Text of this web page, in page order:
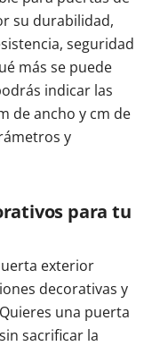
su durabilidad,
seguridad
más se puede
indicar las
de ancho y cm de
y
para tu
exterior
decorativas y
una puerta
sacrificar la